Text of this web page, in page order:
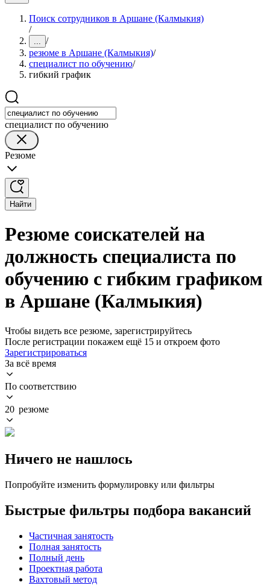
Поиск сотрудников в Аршане (Калмыкия)
/
... /
резюме в Аршане (Калмыкия)/
специалист по обучению/
гибкий график
специалист по обучению
Резюме
Найти
Резюме соискателей на
должность специалиста по
обучению с гибким графиком
в Аршане (Калмыкия)
Чтобы видеть все резюме, зарегистрируйтесь
После регистрации покажем ещё 15 и откроем фото
Зарегистрироваться
За всё время
По соответствию
20 резюме
Ничего не нашлось
Попробуйте изменить формулировку или фильтры
Быстрые фильтры подбора вакансий
Частичная занятость
Полная занятость
Полный день
Проектная работа
Вахтовый метод